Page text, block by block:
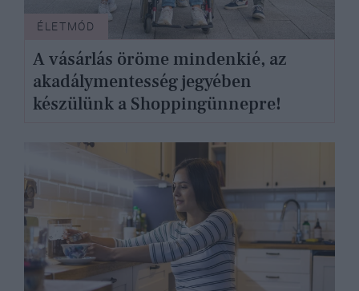
ÉLETMÓD
A vásárlás öröme mindenkié, az
akadálymentesség jegyében
készülünk a Shoppingünnepre!